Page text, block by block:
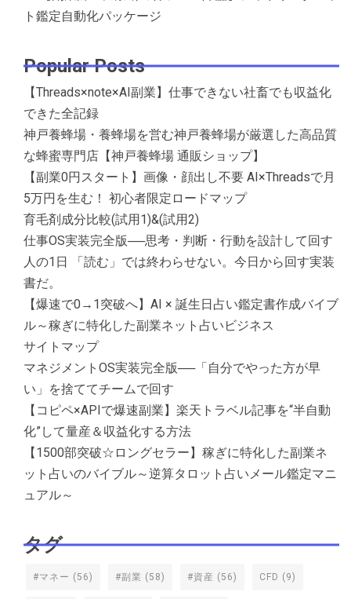
ト鑑定自動化パッケージ
Popular Posts
【Threads×note×AI副業】仕事できない社畜でも収益化
できた全記録
神戸養蜂場・養蜂場を営む神戸養蜂場が厳選した高品質
な蜂蜜専門店【神戸養蜂場 通販ショップ】
【副業0円スタート】画像・顔出し不要 AI×Threadsで月
5万円を生む！ 初心者限定ロードマップ
育毛剤成分比較(試用1)&(試用2)
仕事OS実装完全版──思考・判断・行動を設計して回す
人の1日 「読む」では終わらせない。今日から回す実装
書だ。
【爆速で0→1突破へ】AI × 誕生日占い鑑定書作成バイブ
ル～稼ぎに特化した副業ネット占いビジネス
サイトマップ
マネジメントOS実装完全版──「自分でやった方が早
い」を捨ててチームで回す
【コピペ×APIで爆速副業】楽天トラベル記事を“半自動
化”して量産＆収益化する方法
【1500部突破☆ロングセラー】稼ぎに特化した副業ネ
ット占いのバイブル～逆算タロット占いメール鑑定マニ
ュアル～
タグ
#マネー (56) #副業 (58) #資産 (56) CFD (9)